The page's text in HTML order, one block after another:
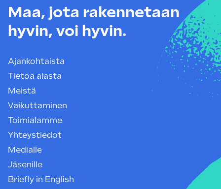
Maa, jota rakennetaan
hyvin, voi hyvin.
Ajankohtaista
Tietoa alasta
Meistä
Vaikuttaminen
Toimialamme
Yhteystiedot
Medialle
Jäsenille
Briefly in English